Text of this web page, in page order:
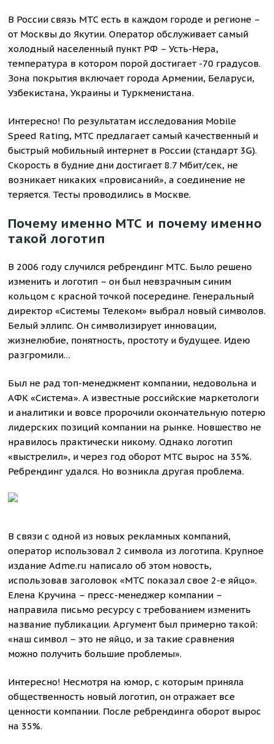
В России связь МТС есть в каждом городе и регионе –
от Москвы до Якутии. Оператор обслуживает самый
холодный населенный пункт РФ – Усть-Нера,
температура в котором порой достигает -70 градусов.
Зона покрытия включает города Армении, Беларуси,
Узбекистана, Украины и Туркменистана.
Интересно! По результатам исследования Mobile
Speed Rating, МТС предлагает самый качественный и
быстрый мобильный интернет в России (стандарт 3G).
Скорость в будние дни достигает 8.7 Мбит/сек, не
возникает никаких «провисаний», а соединение не
теряется. Тесты проводились в Москве.
Почему именно МТС и почему именно
такой логотип
В 2006 году случился ребрендинг МТС. Было решено
изменить и логотип – он был невзрачным синим
кольцом с красной точкой посередине. Генеральный
директор «Системы Телеком» выбрал новый символов.
Белый эллипс. Он символизирует инновации,
жизнелюбие, понятность, простоту и будущее. Идею
разгромили…
Был не рад топ-менеджмент компании, недовольна и
АФК «Система». А известные российские маркетологи
и аналитики и вовсе пророчили окончательную потерю
лидерских позиций компании на рынке. Новшество не
нравилось практически никому. Однако логотип
«выстрелил», и через год оборот МТС вырос на 35%.
Ребрендинг удался. Но возникла другая проблема.
В связи с одной из новых рекламных компаний,
оператор использовал 2 символа из логотипа. Крупное
издание Adme.ru написало об этом новость,
использовав заголовок «МТС показал свое 2-е яйцо».
Елена Кручина – пресс-менеджер компании –
направила письмо ресурсу с требованием изменить
название публикации. Аргумент был примерно такой:
«наш символ – это не яйцо, и за такие сравнения
можно получить большие проблемы».
Интересно! Несмотря на юмор, с которым приняла
общественность новый логотип, он отражает все
ценности компании. После ребрендинга оборот вырос
на 35%.